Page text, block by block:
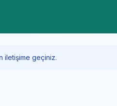
iletişime geçiniz.